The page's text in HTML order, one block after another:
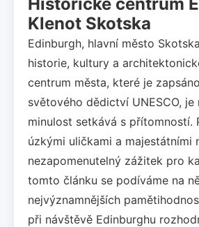
Klenot Skotska
Edinburgh, hlavní město
historie, kultury a
centrum města, které je
světového dědictví UNESCO, je
minulost setkává s přítomností.
úzkými uličkami a majestátními
nezapomenutelný zážitek pro
tomto článku se podíváme na
nejvýznamnějších
při návštěvě Edinburghu